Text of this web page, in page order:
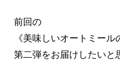
前回の
《美味しいオートミール
第二弾をお届けしたいと